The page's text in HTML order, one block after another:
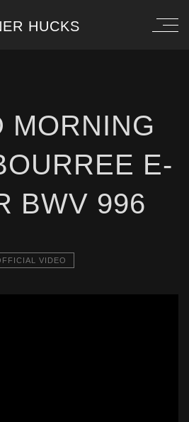
MORNING
E-
BWV 996
VIDEO